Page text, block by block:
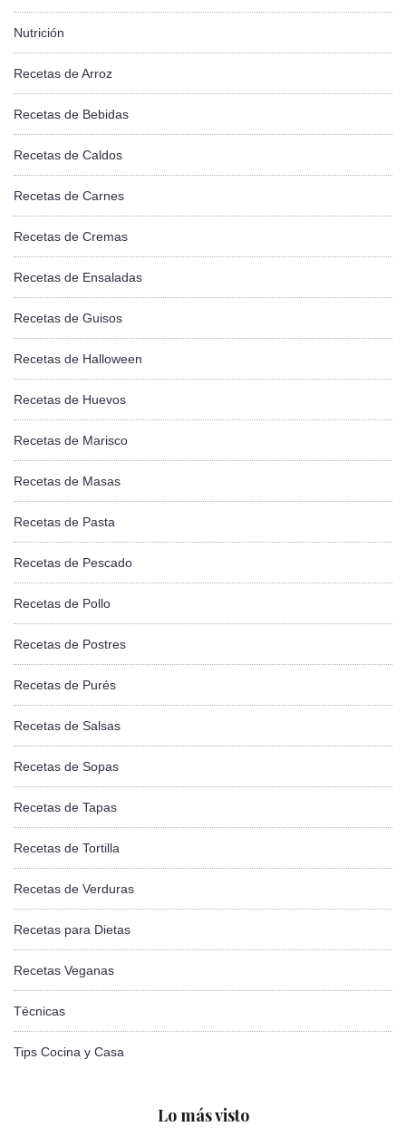
Nutrición
Recetas de Arroz
Recetas de Bebidas
Recetas de Caldos
Recetas de Carnes
Recetas de Cremas
Recetas de Ensaladas
Recetas de Guisos
Recetas de Halloween
Recetas de Huevos
Recetas de Marisco
Recetas de Masas
Recetas de Pasta
Recetas de Pescado
Recetas de Pollo
Recetas de Postres
Recetas de Purés
Recetas de Salsas
Recetas de Sopas
Recetas de Tapas
Recetas de Tortilla
Recetas de Verduras
Recetas para Dietas
Recetas Veganas
Técnicas
Tips Cocina y Casa
Lo más visto